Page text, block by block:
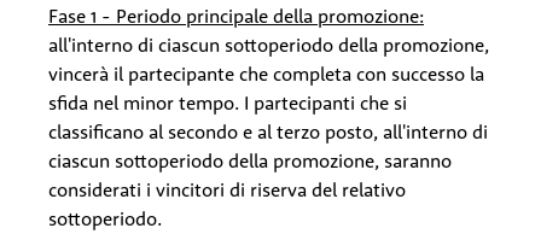
Fase 1 - Periodo principale della promozione:
all'interno di ciascun sottoperiodo della promozione,
vincerà il partecipante che completa con successo la
sfida nel minor tempo. I partecipanti che si
classificano al secondo e al terzo posto, all'interno di
ciascun sottoperiodo della promozione, saranno
considerati i vincitori di riserva del relativo
sottoperiodo.